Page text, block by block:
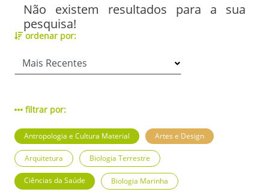
Não existem resultados para a sua
pesquisa!
ordenar por:
filtrar por:
Antropologia e Cultura Material Artes e Design
Arquitetura Biologia Terrestre
Ciências da Saúde Biologia Marinha